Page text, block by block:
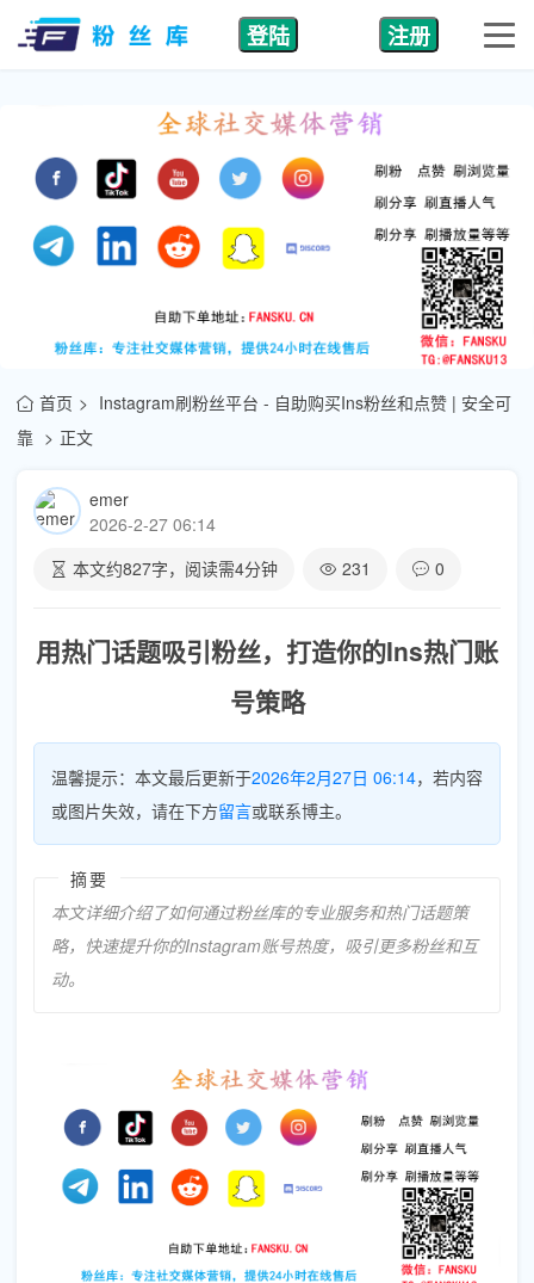
登陆 注册
首页
Instagram刷粉丝平台 - 自助购买Ins粉丝和点赞 | 安全可
靠
正文
emer
2026-2-27 06:14
本文约827字，阅读需4分钟 231 0
用热门话题吸引粉丝，打造你的Ins热门账
号策略
温馨提示：本文最后更新于2026年2月27日 06:14，若内容
或图片失效，请在下方留言或联系博主。
摘要
本文详细介绍了如何通过粉丝库的专业服务和热门话题策
略，快速提升你的Instagram账号热度，吸引更多粉丝和互
动。